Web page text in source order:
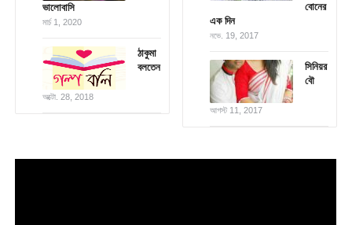
ভালোবাসি
মার্চ 1, 2020
ঠাকুমা
বলতেন
অক্টো. 28, 2018
বোনের
এক দিন
নভে. 19, 2017
সিনিয়র
বৌ
আগস্ট 11, 2017